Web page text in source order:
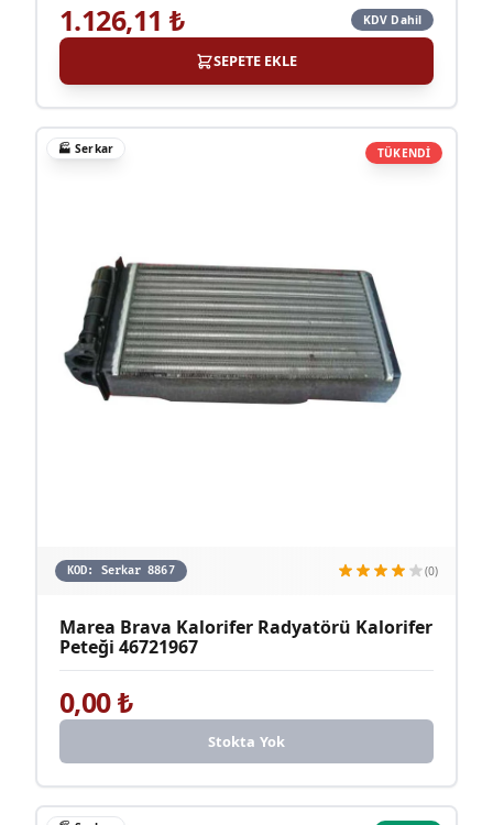
1.126,11 ₺ KDV Dahil
SEPETE EKLE
TÜKENDİ
🏭Serkar
KOD: Serkar 8867 (0)
Marea Brava Kalorifer Radyatörü Kalorifer
Peteği 46721967
0,00₺
Stokta Yok